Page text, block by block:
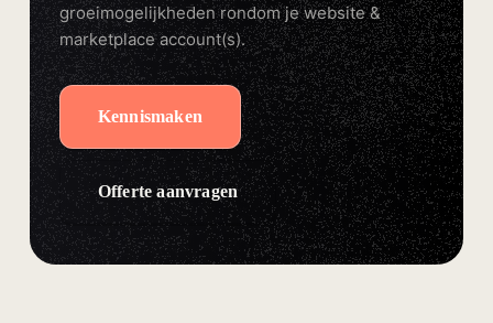
groeimogelijkheden rondom je website &
marketplace account(s).
Kennismaken
Offerte aanvragen